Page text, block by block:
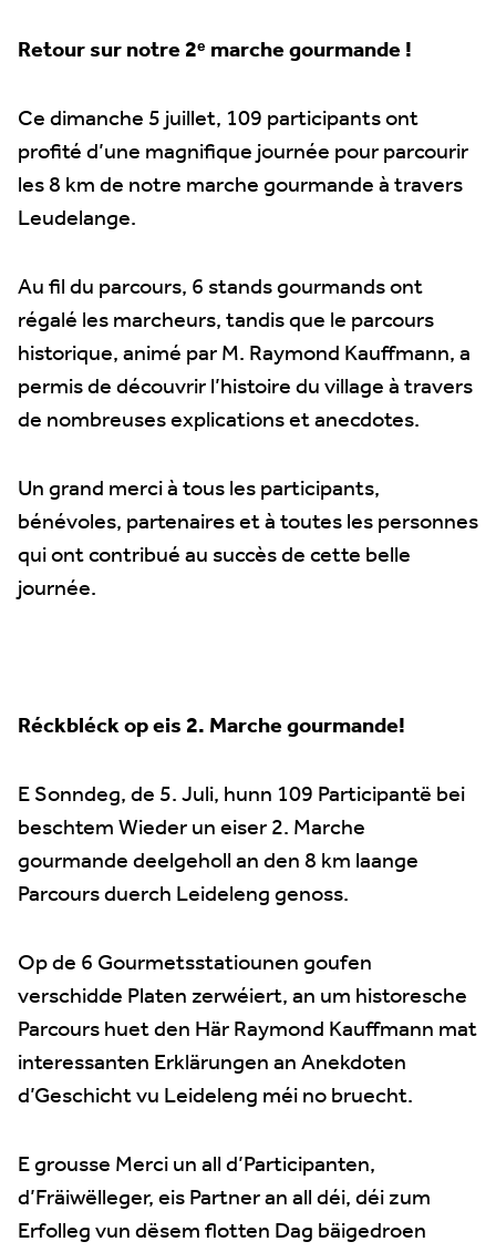
Retour sur notre 2ᵉ marche gourmande !
Ce dimanche 5 juillet, 109 participants ont
profité d’une magnifique journée pour parcourir
les 8 km de notre marche gourmande à travers
Leudelange.
Au fil du parcours, 6 stands gourmands ont
régalé les marcheurs, tandis que le parcours
historique, animé par M. Raymond Kauffmann, a
permis de découvrir l’histoire du village à travers
de nombreuses explications et anecdotes.
Un grand merci à tous les participants,
bénévoles, partenaires et à toutes les personnes
qui ont contribué au succès de cette belle
journée.
Réckbléck op eis 2. Marche gourmande!
E Sonndeg, de 5. Juli, hunn 109 Participantë bei
beschtem Wieder un eiser 2. Marche
gourmande deelgeholl an den 8 km laange
Parcours duerch Leideleng genoss.
Op de 6 Gourmetsstatiounen goufen
verschidde Platen zerwéiert, an um historesche
Parcours huet den Här Raymond Kauffmann mat
interessanten Erklärungen an Anekdoten
d’Geschicht vu Leideleng méi no bruecht.
E grousse Merci un all d’Participanten,
d’Fräiwëlleger, eis Partner an all déi, déi zum
Erfolleg vun dësem flotten Dag bäigedroen